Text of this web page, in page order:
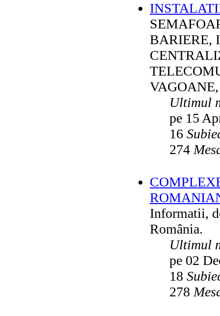
BARIERE,
Ultimul
pe 15
16
274
Informatii,
România.
Ultimul
pe 02
18
278